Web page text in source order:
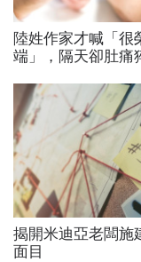
陸姓作家才喊「很
端」，隔天卻肚痛
會運動
揭開米迪亞老闆施
面目